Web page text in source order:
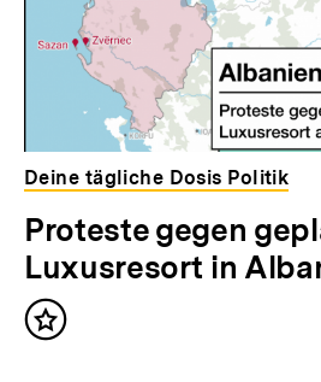
Deine tägliche Dosis Politik
Proteste gegen
Luxusresort in
Inhalt